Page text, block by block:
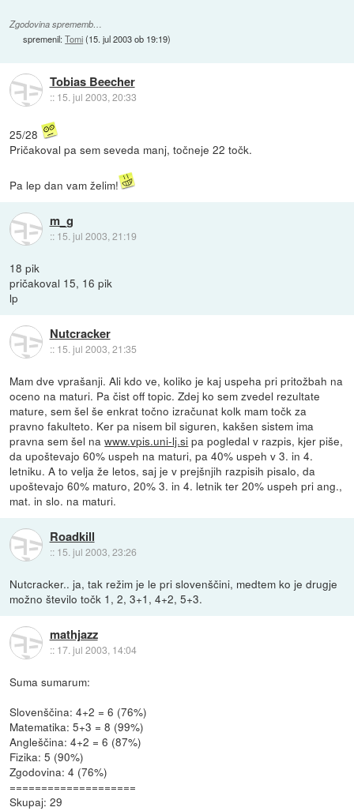
Zgodovina sprememb…
spremenil:Tomi(15. jul 2003 ob 19:19)
Tobias Beecher
:: 15. jul 2003, 20:33
25/28
Pričakoval pa sem seveda manj, točneje 22 točk.
Pa lep dan vam želim!
m_g
:: 15. jul 2003, 21:19
18 pik
pričakoval 15, 16 pik
lp
Nutcracker
:: 15. jul 2003, 21:35
Mam dve vprašanji. Ali kdo ve, koliko je kaj uspeha pri pritožbah na
oceno na maturi. Pa čist off topic. Zdej ko sem zvedel rezultate
mature, sem šel še enkrat točno izračunat kolk mam točk za
pravno fakulteto. Ker pa nisem bil siguren, kakšen sistem ima
pravna sem šel nawww.vpis.uni-lj.si pa pogledal v razpis, kjer piše,
da upoštevajo 60% uspeh na maturi, pa 40% uspeh v 3. in 4.
letniku. A to velja že letos, saj je v prejšnjih razpisih pisalo, da
upoštevajo 60% maturo, 20% 3. in 4. letnik ter 20% uspeh pri ang.,
mat. in slo. na maturi.
Roadkill
:: 15. jul 2003, 23:26
Nutcracker.. ja, tak režim je le pri slovenščini, medtem ko je drugje
možno število točk 1, 2, 3+1, 4+2, 5+3.
mathjazz
:: 17. jul 2003, 14:04
Suma sumarum:
Slovenščina: 4+2 = 6 (76%)
Matematika: 5+3 = 8 (99%)
Angleščina: 4+2 = 6 (87%)
Fizika: 5 (90%)
Zgodovina: 4 (76%)
====================
Skupaj: 29